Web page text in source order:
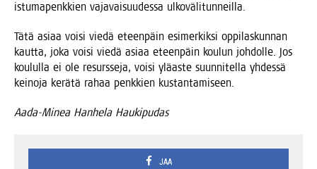
istu­ma­penk­kien vaja­vai­suu­des­sa ulkovälitunneilla.
Tätä asi­aa voi­si vie­dä eteen­päin esi­mer­kik­si oppi­las­kun­nan
kaut­ta, joka voi­si vie­dä asi­aa eteen­päin kou­lun joh­dol­le. Jos
kou­lul­la ei ole resurs­se­ja, voi­si ylä­as­te suun­ni­tel­la yhdes­sä
kei­no­ja kerä­tä rahaa penk­kien kustantamiseen.
Aada-Minea Han­he­la Haukipudas
JAA